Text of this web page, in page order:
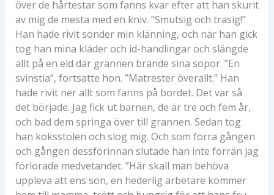
över de hårtestar som fanns kvar efter att han skurit
av mig de mesta med en kniv. ”Smutsig och trasig!”
Han hade rivit sönder min klänning, och när han gick
tog han mina kläder och id-handlingar och slängde
allt på en eld där grannen brände sina sopor. ”En
svinstia”, fortsatte hon. ”Matrester överallt.” Han
hade rivit ner allt som fanns på bordet. Det var så
det började. Jag fick ut barnen, de är tre och fem år,
och bad dem springa över till grannen. Sedan tog
han köksstolen och slog mig. Och som förra gången
och gången dessförinnan slutade han inte förrän jag
förlorade medvetandet. ”Här skall man behöva
uppleva att ens son, en hederlig arbetare kommer